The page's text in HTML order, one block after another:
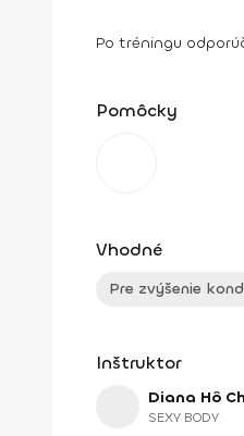
Po tréningu
Pomôcky
Vhodné
Pre zvýšenie
Inštruktor
Diana Hô
SEXY BODY